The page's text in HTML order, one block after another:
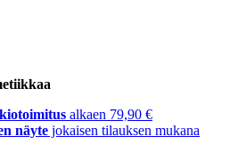
alkaen 79,90 €
näyte jokaisen tilauksen mukana